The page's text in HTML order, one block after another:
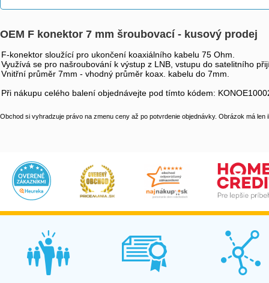
OEM F konektor 7 mm šroubovací - kusový prodej
F-konektor sloužící pro ukončení koaxiálního kabelu 75 Ohm.
Využívá se pro našroubování k výstup z LNB, vstupu do satelitního
Vnitřní průměr 7mm - vhodný průměr koax. kabelu do 7mm.
Při nákupu celého balení objednávejte pod tímto kódem:
Obchod si vyhradzuje právo na zmenu ceny až po potvrdenie objednávky. Obrázok má len